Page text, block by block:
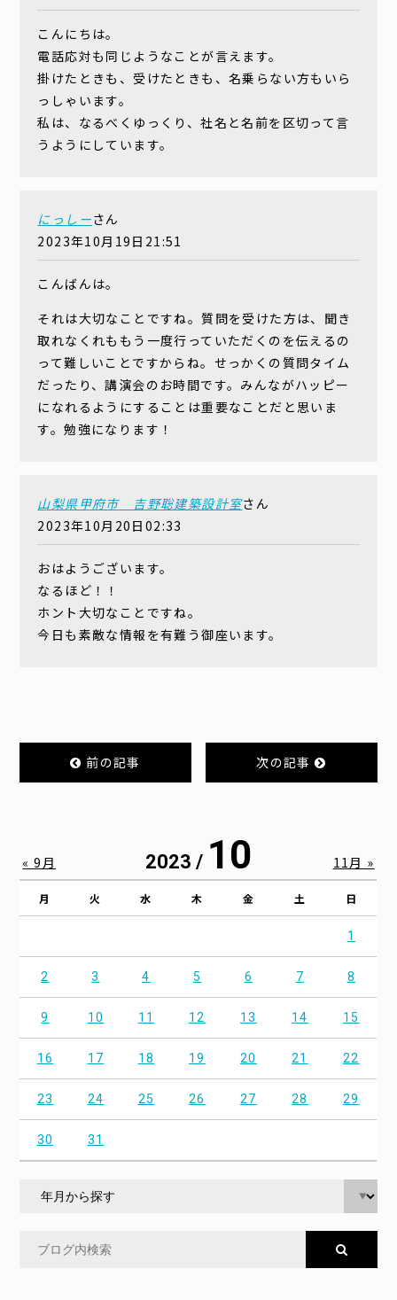
こんにちは。
電話応対も同じようなことが言えます。
掛けたときも、受けたときも、名乗らない方もいら
っしゃいます。
私は、なるべくゆっくり、社名と名前を区切って言
うようにしています。
にっしーさん
2023年10月19日21:51
こんばんは。
それは大切なことですね。質問を受けた方は、聞き
取れなくれももう一度行っていただくのを伝えるの
って難しいことですからね。せっかくの質問タイム
だったり、講演会のお時間です。みんながハッピー
になれるようにすることは重要なことだと思いま
す。勉強になります！
山梨県甲府市 吉野聡建築設計室さん
2023年10月20日02:33
おはようございます。
なるほど！！
ホント大切なことですね。
今日も素敵な情報を有難う御座います。
前の記事 次の記事
2023 / 10
月 火 水 木 金 土 日
1
2 3 4 5 6 7 8
9 10 11 12 13 14 15
16 17 18 19 20 21 22
23 24 25 26 27 28 29
30 31
« 9月 11月 »